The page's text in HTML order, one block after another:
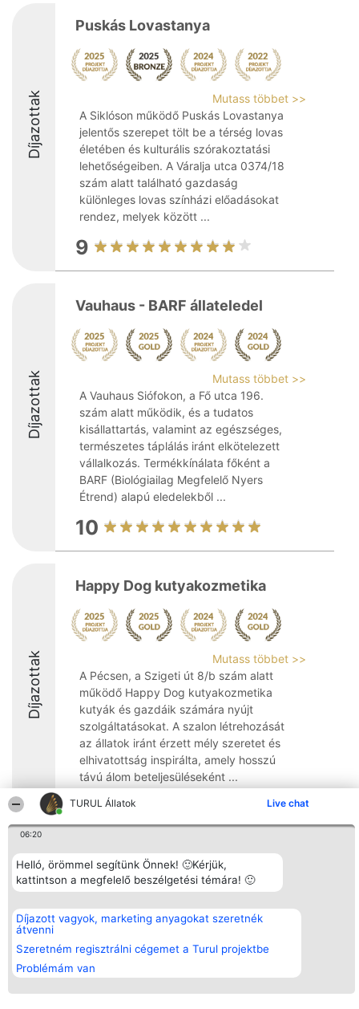
TURUL Állatok Live chat
06:20
Helló, örömmel segítünk Önnek! 🙂Kérjük,
kattintson a megfelelő beszélgetési témára! 🙂
Díjazott vagyok, marketing anyagokat szeretnék
átvenni
Szeretném regisztrálni cégemet a Turul projektbe
Problémám van
Díjazottak
Puskás Lovastanya
Mutass többet >>
A Siklóson működő Puskás Lovastanya
jelentős szerepet tölt be a térség lovas
életében és kulturális szórakoztatási
lehetőségeiben. A Váralja utca 0374/18
szám alatt található gazdaság
különleges lovas színházi előadásokat
rendez, melyek között ...
9
Díjazottak
Vauhaus - BARF állateledel
Mutass többet >>
A Vauhaus Siófokon, a Fő utca 196.
szám alatt működik, és a tudatos
kisállattartás, valamint az egészséges,
természetes táplálás iránt elkötelezett
vállalkozás. Termékkínálata főként a
BARF (Biológiailag Megfelelő Nyers
Étrend) alapú eledelekből ...
10
Díjazottak
Happy Dog kutyakozmetika
Mutass többet >>
A Pécsen, a Szigeti út 8/b szám alatt
működő Happy Dog kutyakozmetika
kutyák és gazdáik számára nyújt
szolgáltatásokat. A szalon létrehozását
az állatok iránt érzett mély szeretet és
elhivatottság inspirálta, amely hosszú
távú álom beteljesüléseként ...
10
Rangsorszervező
SC Beautiful Company S.R.L.
Bulevardul Aleea Timișul De
4, Ap. 13
Bukarest 53-238
Adószám 36737675
tel: +363 033 425 71
Népszavazás
Nyertesek
Az összes
listája
Szabályok
Polityka
Elérhetőség